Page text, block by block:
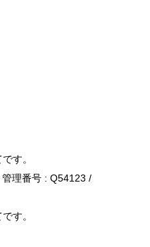
す。
理番号 : Q54123 /
す。